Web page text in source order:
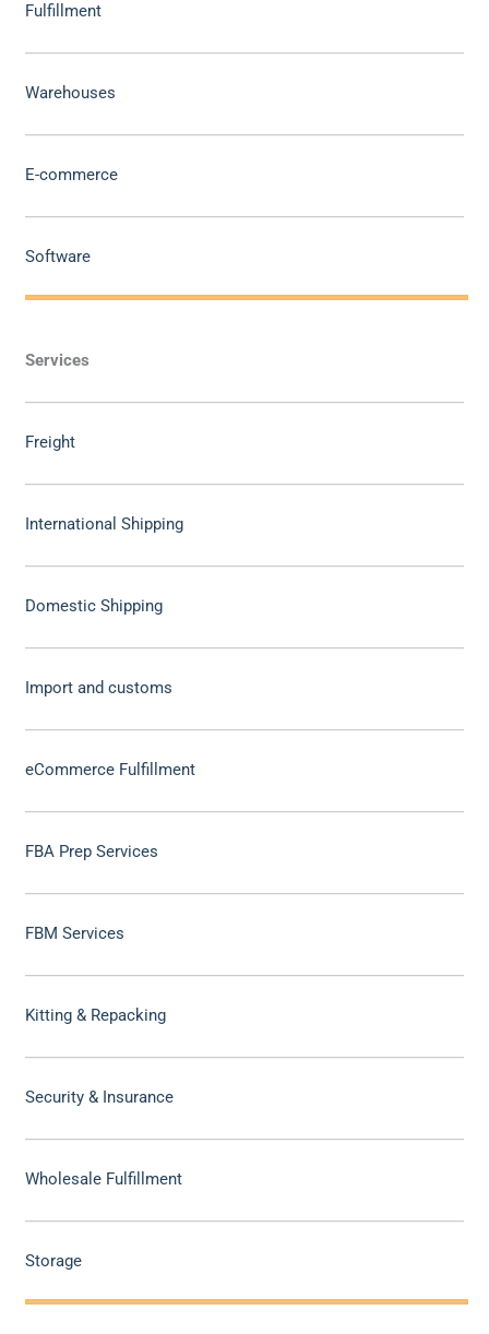
Fulfillment
Warehouses
E-commerce
Software
Services
Freight
International Shipping
Domestic Shipping
Import and customs
eCommerce Fulfillment
FBA Prep Services
FBM Services
Kitting & Repacking
Security & Insurance
Wholesale Fulfillment
Storage